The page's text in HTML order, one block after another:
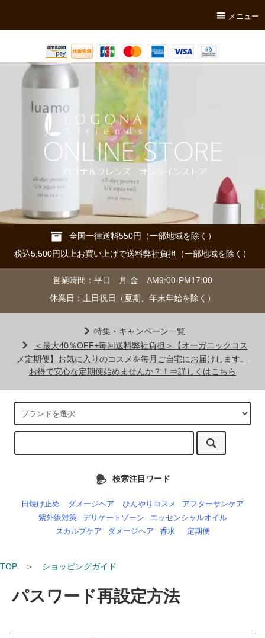
メニュー
全国一律送料550円（一部地域を除く）
税込5,500円以上お買い上げで送料弊社負担（一部地域を除く）
営業時間：平日 月-金 AM9:00-PM17:00
休業日：土日祝日（夏期、年末年始を除く）
特集・キャンペーン一覧
＜最大40％OFF+毎回送料弊社負担＞【オーガニックコス
メ定期便】お気に入りのコスメを毎月ご自宅にお届けします。
お得で安心な定期便始めませんか？！⇒詳しくはこちら
検索注目ワード
日焼け止め ダメージヘア ひんやりコスメ
アフターサンケア
紫外線対策
デリケートゾーン
エッセンシャルオイル
スカルプケア
ダメージヘア 香水 定期便
TOP ＞ ショッピングガイド
パスワード再設定方法